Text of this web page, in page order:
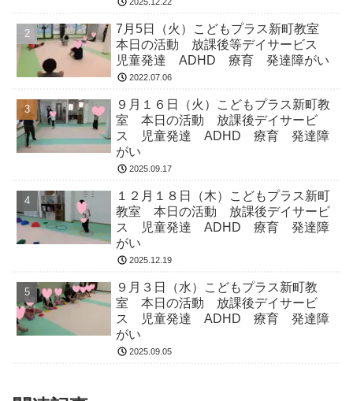
7月5日（火）こどもプラス新町教室
本日の活動 放課後等デイサービス
児童発達 ADHD 療育 発達障がい
2022.07.06
９月１６日（火）こどもプラス新町教
室 本日の活動 放課後デイサービ
ス 児童発達 ADHD 療育 発達障
がい
2025.09.17
１２月１８日（木）こどもプラス新町
教室 本日の活動 放課後デイサービ
ス 児童発達 ADHD 療育 発達障
がい
2025.12.19
９月３日（水）こどもプラス新町教
室 本日の活動 放課後デイサービ
ス 児童発達 ADHD 療育 発達障
がい
2025.09.05